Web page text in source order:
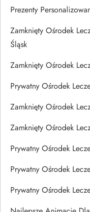
Prezenty
Zamknięty Ośrodek
Śląsk
Zamknięty Ośrodek
Prywatny Ośrodek
Zamknięty Ośrodek
Zamknięty Ośrodek
Prywatny Ośrodek
Prywatny Ośrodek
Prywatny Ośrodek